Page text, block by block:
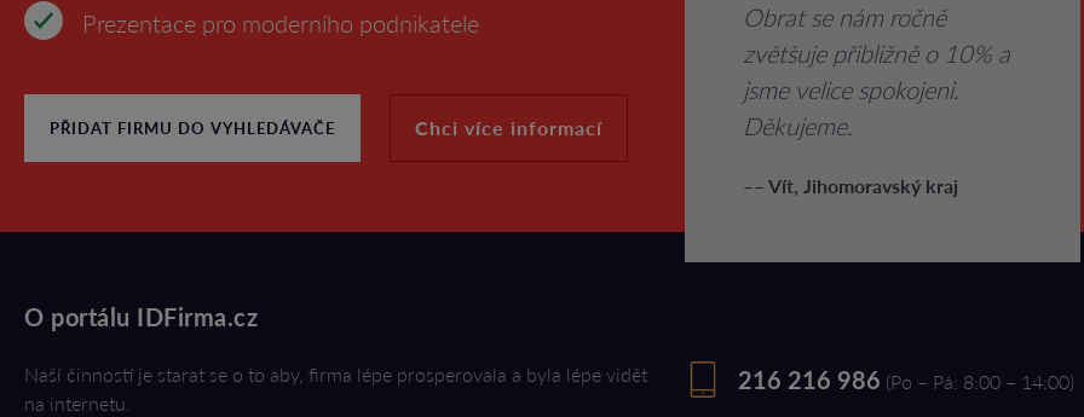
Prezentace pro moderního podnikatele
PŘIDAT FIRMU DO VYHLEDÁVAČE Chci více informací
Obrat se nám ročně
zvětšuje přibližně o 10% a
jsme velice spokojeni.
Děkujeme.
–– Vít, Jihomoravský kraj
O portálu IDFirma.cz
Naší činností je starat se o to aby, firma lépe prosperovala a byla lépe vidět
na internetu.
216 216 986 (Po – Pá: 8:00 – 14:00)